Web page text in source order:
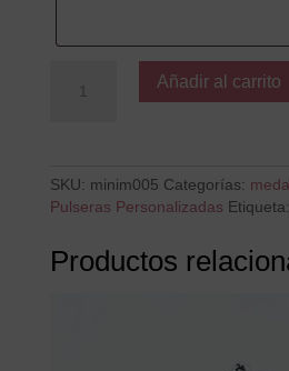
dejes
Añadir al carrito
SKU: minim005 Categorías:
Pulseras Personalizadas Etiqueta:
Productos